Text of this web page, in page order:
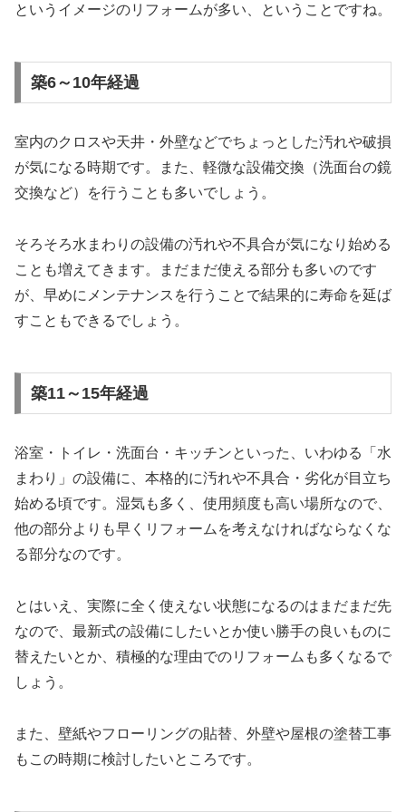
というイメージのリフォームが多い、ということですね。
築6～10年経過
室内のクロスや天井・外壁などでちょっとした汚れや破損
が気になる時期です。また、軽微な設備交換（洗面台の鏡
交換など）を行うことも多いでしょう。
そろそろ水まわりの設備の汚れや不具合が気になり始める
ことも増えてきます。まだまだ使える部分も多いのです
が、早めにメンテナンスを行うことで結果的に寿命を延ば
すこともできるでしょう。
築11～15年経過
浴室・トイレ・洗面台・キッチンといった、いわゆる「水
まわり」の設備に、本格的に汚れや不具合・劣化が目立ち
始める頃です。湿気も多く、使用頻度も高い場所なので、
他の部分よりも早くリフォームを考えなければならなくな
る部分なのです。
とはいえ、実際に全く使えない状態になるのはまだまだ先
なので、最新式の設備にしたいとか使い勝手の良いものに
替えたいとか、積極的な理由でのリフォームも多くなるで
しょう。
また、壁紙やフローリングの貼替、外壁や屋根の塗替工事
もこの時期に検討したいところです。